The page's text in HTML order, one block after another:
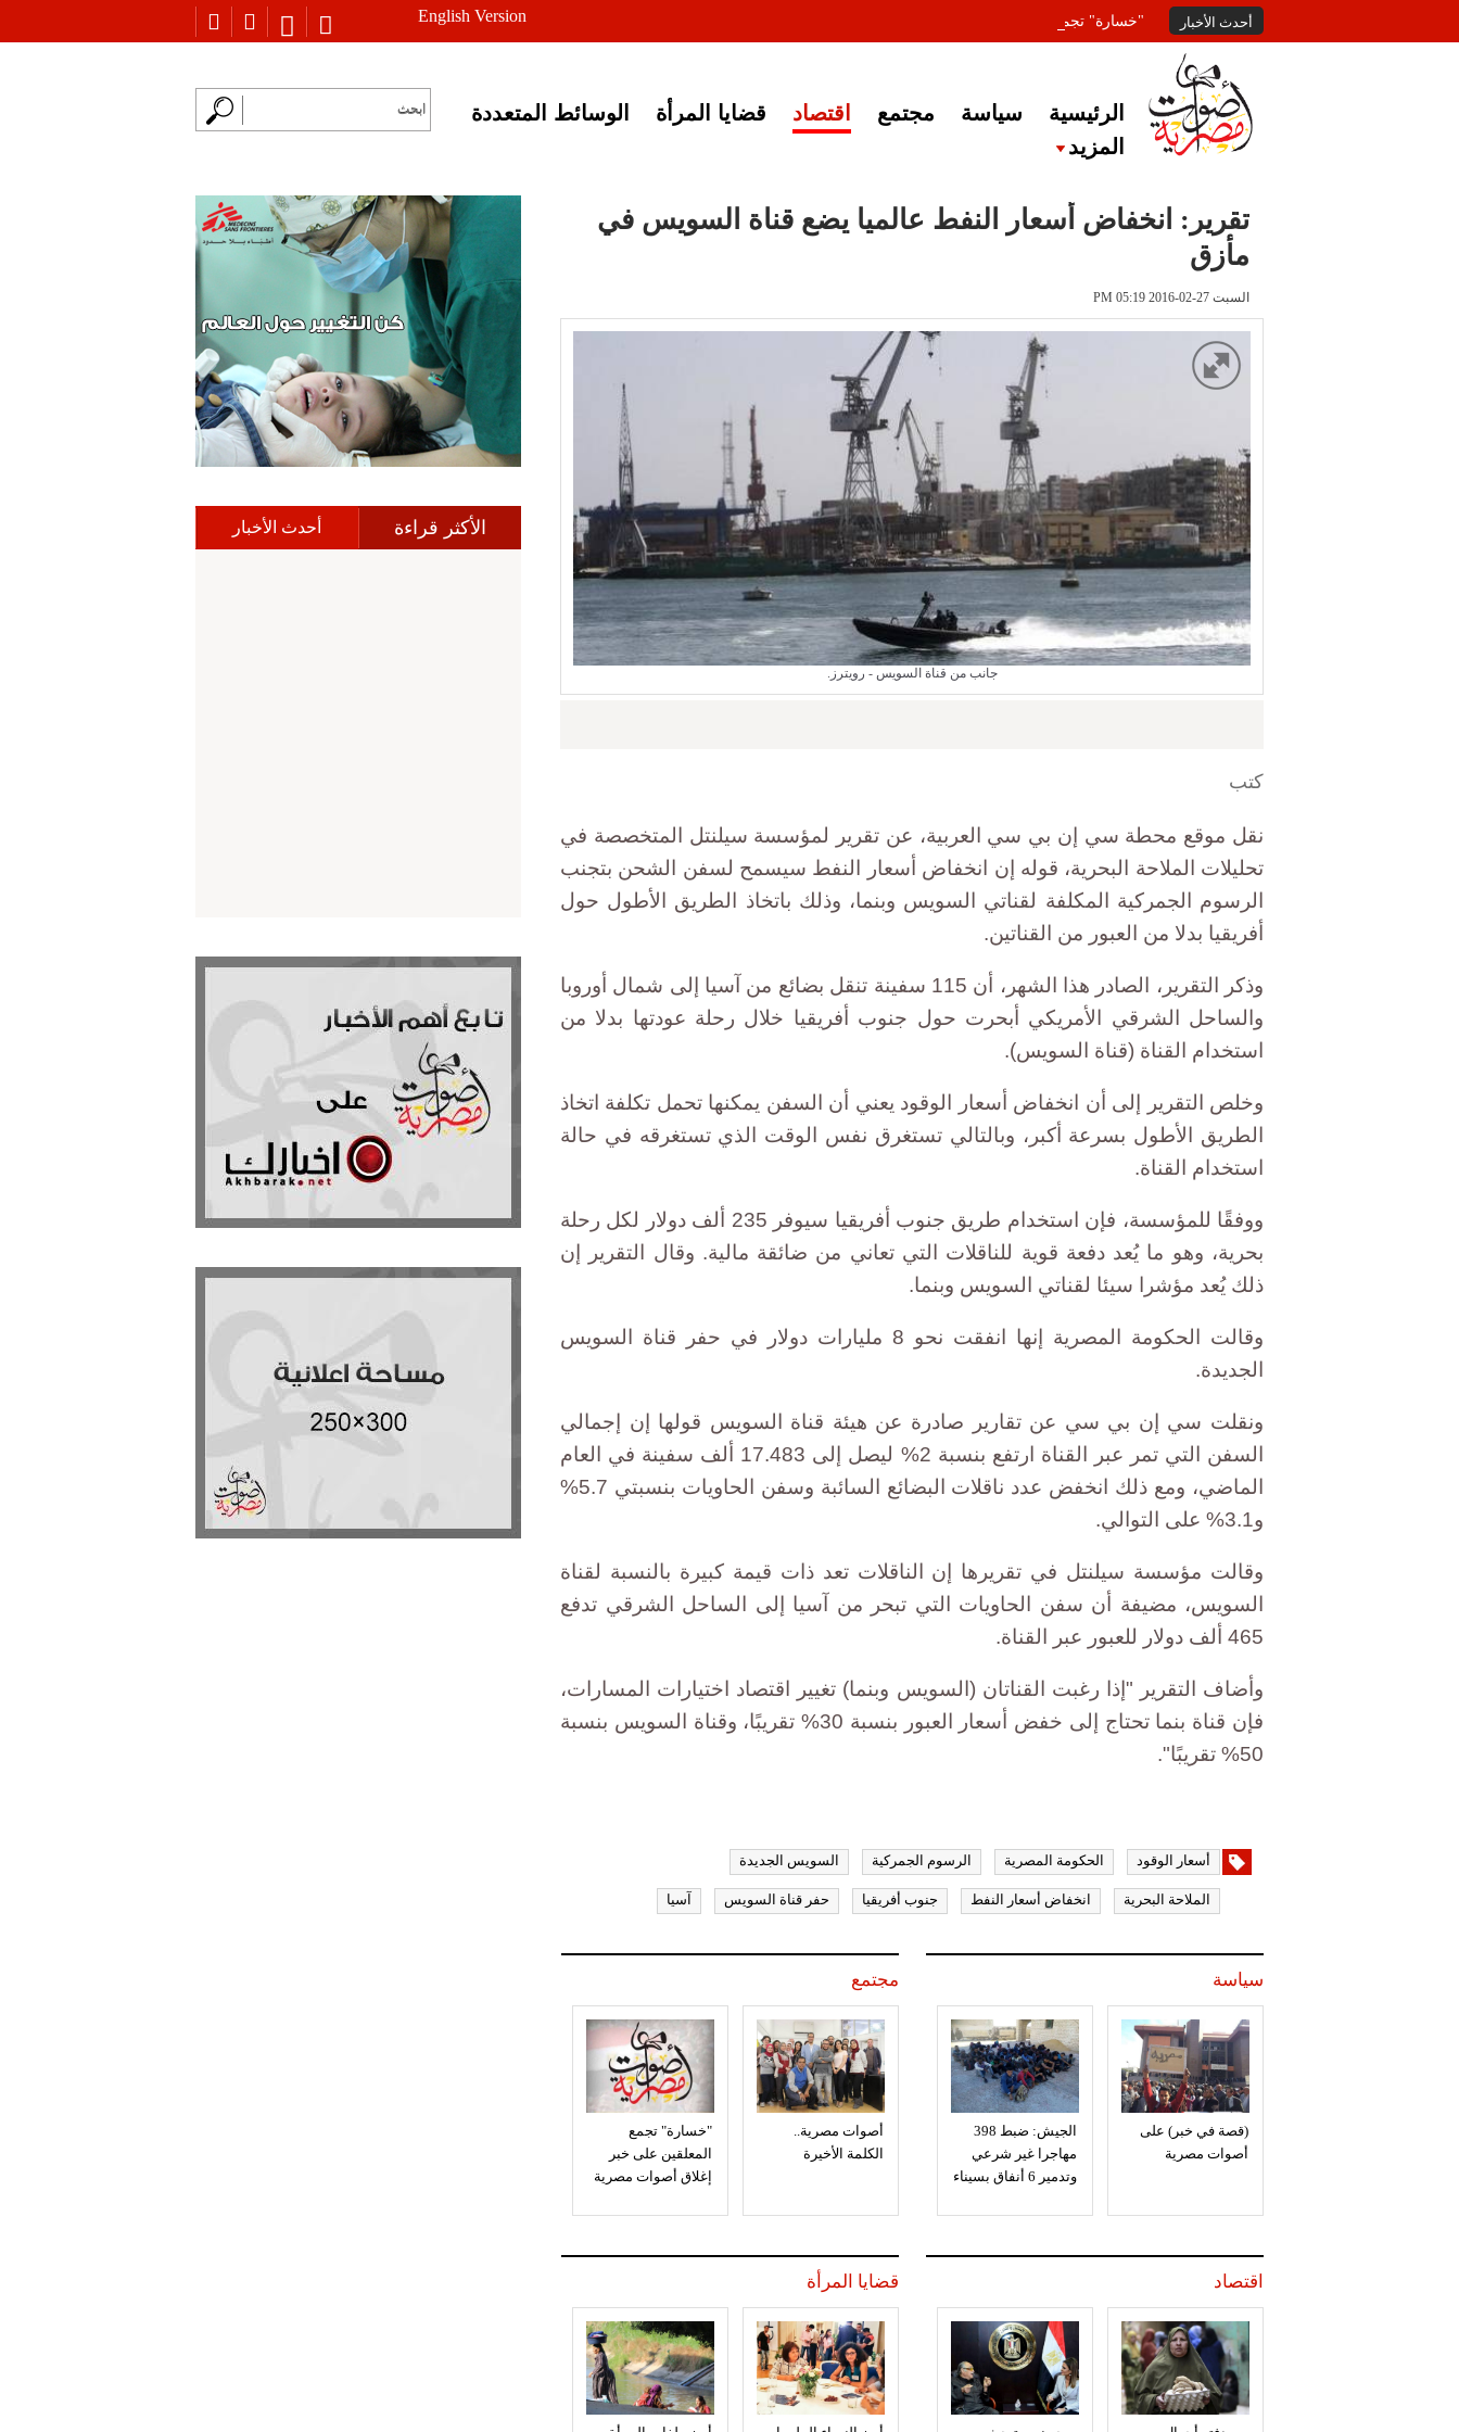
English Version أحدث الأخبار "خسارة" تجمع المعلقين على خبر إغلاق أصوات مصرية
الرئيسية سياسة مجتمع اقتصاد قضايا المرأة
الوسائط المتعددة
المزيد
تقرير: انخفاض أسعار النفط عالميا يضع قناة السويس في
مأزق
السبت 27-02-2016 PM 05:19
جانب من قناة السويس - رويترز.
كتب
نقل موقع محطة سي إن بي سي العربية، عن تقرير لمؤسسة سيلنتل المتخصصة في
تحليلات الملاحة البحرية، قوله إن انخفاض أسعار النفط سيسمح لسفن الشحن بتجنب
الرسوم الجمركية المكلفة لقناتي السويس وبنما، وذلك باتخاذ الطريق الأطول حول
أفريقيا بدلا من العبور من القناتين.
وذكر التقرير، الصادر هذا الشهر، أن 115 سفينة تنقل بضائع من آسيا إلى شمال أوروبا
والساحل الشرقي الأمريكي أبحرت حول جنوب أفريقيا خلال رحلة عودتها بدلا من
استخدام القناة (قناة السويس).
وخلص التقرير إلى أن انخفاض أسعار الوقود يعني أن السفن يمكنها تحمل تكلفة اتخاذ
الطريق الأطول بسرعة أكبر، وبالتالي تستغرق نفس الوقت الذي تستغرقه في حالة
استخدام القناة.
ووفقًا للمؤسسة، فإن استخدام طريق جنوب أفريقيا سيوفر 235 ألف دولار لكل رحلة
بحرية، وهو ما يُعد دفعة قوية للناقلات التي تعاني من ضائقة مالية. وقال التقرير إن
ذلك يُعد مؤشرا سيئا لقناتي السويس وبنما.
وقالت الحكومة المصرية إنها انفقت نحو 8 مليارات دولار في حفر قناة السويس
الجديدة.
ونقلت سي إن بي سي عن تقارير صادرة عن هيئة قناة السويس قولها إن إجمالي
السفن التي تمر عبر القناة ارتفع بنسبة 2% ليصل إلى 17.483 ألف سفينة في العام
الماضي، ومع ذلك انخفض عدد ناقلات البضائع السائبة وسفن الحاويات بنسبتي 5.7%
و3.1% على التوالي.
وقالت مؤسسة سيلنتل في تقريرها إن الناقلات تعد ذات قيمة كبيرة بالنسبة لقناة
السويس، مضيفة أن سفن الحاويات التي تبحر من آسيا إلى الساحل الشرقي تدفع
465 ألف دولار للعبور عبر القناة.
وأضاف التقرير "إذا رغبت القناتان (السويس وبنما) تغيير اقتصاد اختيارات المسارات،
فإن قناة بنما تحتاج إلى خفض أسعار العبور بنسبة 30% تقريبًا، وقناة السويس بنسبة
50% تقريبًا".
أسعار الوقود الحكومة المصرية الرسوم الجمركية السويس الجديدة
الملاحة البحرية انخفاض أسعار النفط جنوب أفريقيا حفر قناة السويس آسيا
سياسة
(قصة في خبر) على
أصوات مصرية
الجيش: ضبط 398
مهاجرا غير شرعي
وتدمير 6 أنفاق بسيناء
مجتمع
أصوات مصرية..
الكلمة الأخيرة
"خسارة" تجمع
المعلقين على خبر
إغلاق أصوات مصرية
اقتصاد قضايا المرأة
الأكثر قراءة أحدث الأخبار